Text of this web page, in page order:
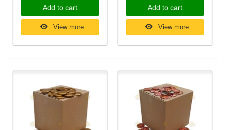
Add to cart
View more
Add to cart
View more